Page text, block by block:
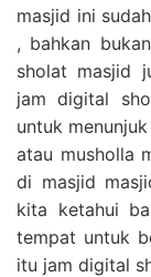
masjid ini
, bahkan
sholat masjid
jam digital
untuk
atau musholla
di masjid
kita ketahui
tempat untuk
itu jam digital